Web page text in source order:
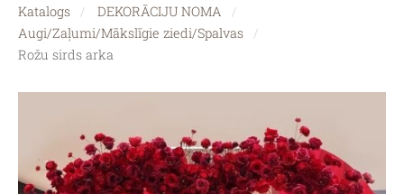
Katalogs
DEKORĀCIJU NOMA
Augi/Zaļumi/Mākslīgie ziedi/Spalvas
Rožu sirds arka